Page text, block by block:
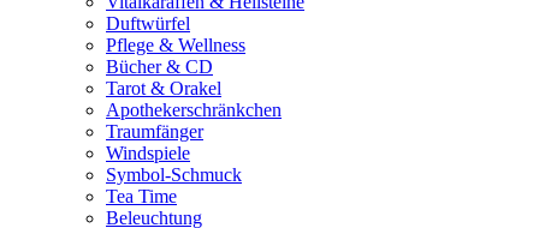
Duftwürfel
Pflege & Wellness
Bücher & CD
Tarot & Orakel
Apothekerschränkchen
Traumfänger
Windspiele
Symbol-Schmuck
Tea Time
Beleuchtung